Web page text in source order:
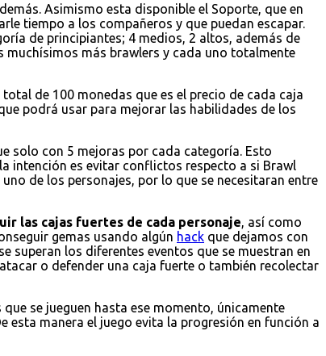
Asimismo esta disponible el Soporte, que en
tiempo a los compañeros y que puedan escapar.
de principiantes; 4 medios, 2 altos, además de
muchísimos más brawlers y cada uno totalmente
de 100 monedas que es el precio de cada caja
podrá usar para mejorar las habilidades de los
solo con 5 mejoras por cada categoría. Esto
intención es evitar conflictos respecto a si Brawl
de los personajes, por lo que se necesitaran entre
las cajas fuertes de cada personaje , así como
gemas usando algún hack que dejamos con
superan los diferentes eventos que se muestran en
o defender una caja fuerte o también recolectar
se jueguen hasta ese momento, únicamente
esta manera el juego evita la progresión en función a